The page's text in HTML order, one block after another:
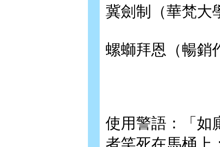
冀劍制（華梵大
螺螄拜恩（暢銷
使用警語：「如